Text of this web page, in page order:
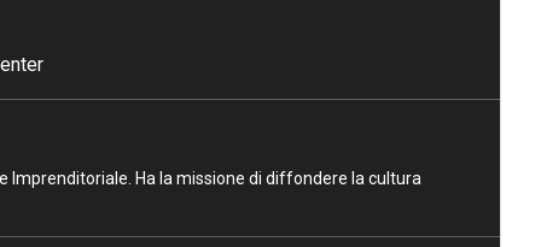
Imprenditoriale. Ha la missione di diffondere la cultura